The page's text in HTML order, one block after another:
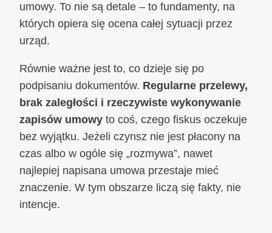
umowy. To nie są detale – to fundamenty, na
których opiera się ocena całej sytuacji przez
urząd.
Równie ważne jest to, co dzieje się po
podpisaniu dokumentów. Regularne przelewy,
brak zaległości i rzeczywiste wykonywanie
zapisów umowy to coś, czego fiskus oczekuje
bez wyjątku. Jeżeli czynsz nie jest płacony na
czas albo w ogóle się „rozmywa”, nawet
najlepiej napisana umowa przestaje mieć
znaczenie. W tym obszarze liczą się fakty, nie
intencje.